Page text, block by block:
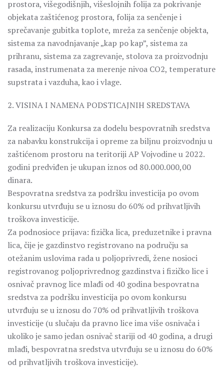
prostora, višegodišnjih, višeslojnih folija za pokrivanje
objekata zaštićenog prostora, folija za senčenje i
sprečavanje gubitka toplote, mreža za senčenje objekta,
sistema za navodnjavanje „kap po kap”, sistema za
prihranu, sistema za zagrevanje, stolova za proizvodnju
rasada, instrumenata za merenje nivoa CO2, temperature
supstrata i vazduha, kao i vlage.
2. VISINA I NAMENA PODSTICAJNIH SREDSTAVA
Za realizaciju Konkursa za dodelu bespovratnih sredstva
za nabavku konstrukcija i opreme za biljnu proizvodnju u
zaštićenom prostoru na teritoriji AP Vojvodine u 2022.
godini predviđen je ukupan iznos od 80.000.000,00
dinara.
Bespovratna sredstva za podršku investicija po ovom
konkursu utvrđuju se u iznosu do 60% od prihvatljivih
troškova investicije.
Za podnosioce prijava: fizička lica, preduzetnike i pravna
lica, čije je gazdinstvo registrovano na području sa
otežanim uslovima rada u poljoprivredi, žene nosioci
registrovanog poljoprivrednog gazdinstva i fizičko lice i
osnivač pravnog lice mlađi od 40 godina bespovratna
sredstva za podršku investicija po ovom konkursu
utvrđuju se u iznosu do 70% od prihvatljivih troškova
investicije (u slučaju da pravno lice ima više osnivača i
ukoliko je samo jedan osnivač stariji od 40 godina, a drugi
mlađi, bespovratna sredstva utvrđuju se u iznosu do 60%
od prihvatljivih troškova investicije).